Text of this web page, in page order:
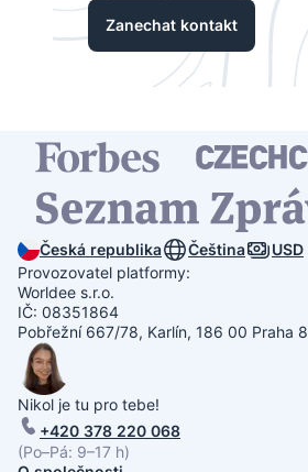
Zanechat kontakt
Česká republika Čeština
USD
Provozovatel platformy:
Worldee s.r.o.
IČ: 08351864
Pobřežní 667/78, Karlín, 186 00 Praha 8
Nikol je tu pro tebe!
+420 378 220 068
(Po–Pá: 9–17 h)